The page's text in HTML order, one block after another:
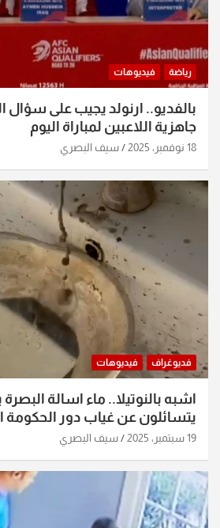
رياضة فيديوهات
بالفديو.. ارنولد يجيب على سؤال
جاهزية اللاعبين لمباراة اليوم
18 نوفمبر، 2025 سيف البصري
فديوغراف فيديوهات
اشبه بالنوتيلا.. ماء اسالة
يتسائلون عن غياب دور الحكومة
19 سبتمبر، 2025 سيف البصري